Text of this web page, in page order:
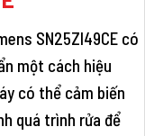
SN25ZI49CE có
một cách hiệu
có thể cảm biến
quá trình rửa để